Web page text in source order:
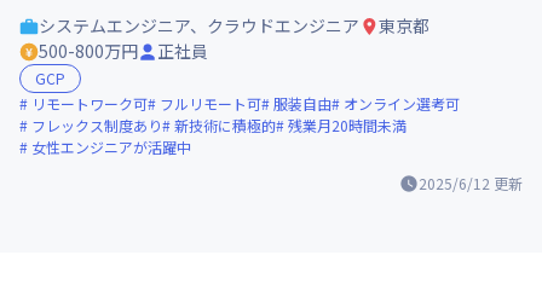
2025/6/12 更新
システムエンジニア、クラウドエンジニア
東京都
500-800万円
正社員
GCP
リモートワーク可
フルリモート可 服装自由
オンライン選考可
フレックス制度あり
新技術に積極的 残業月20時間未満
女性エンジニアが活躍中